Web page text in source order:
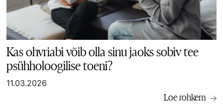
Kas ohvriabi võib olla sinu jaoks sobiv tee
psühholoogilise toeni?
11.03.2026
Loe rohkem